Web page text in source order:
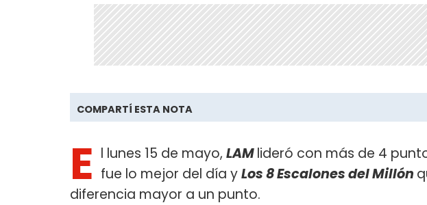
COMPARTÍ ESTA NOTA
E l lunes 15 de mayo, LAMlideró con más de 4
fue lo mejor del día yLos 8 Escalones del Millón
diferencia mayor a un punto.